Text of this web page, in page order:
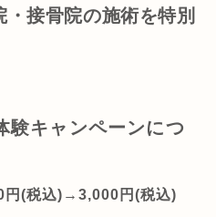
・接骨院の施術を特別
験キャンペーンにつ
円(税込)→3,000円(税込)